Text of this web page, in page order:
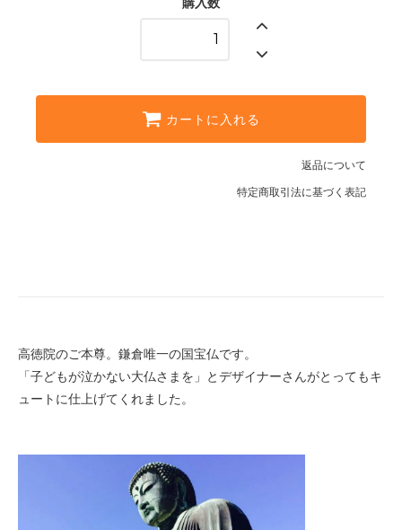
02ライトピンク
02ライトピンク
01イエロー
01イエロー
カートに入れる
返品について
特定商取引法に基づく表記
高徳院のご本尊。鎌倉唯一の国宝仏です。
「子どもが泣かない大仏さまを」とデザイナーさんがとってもキ
ュートに仕上げてくれました。